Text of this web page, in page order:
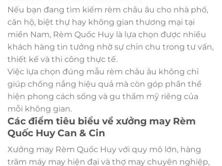
Nếu bạn đang tìm kiếm rèm châu âu cho nhà phố,
căn hộ, biệt thự hay không gian thương mại tại
miền Nam, Rèm Quốc Huy là lựa chọn được nhiều
khách hàng tin tưởng nhờ sự chỉn chu trong tư vấn,
thiết kế và thi công thực tế.
Việc lựa chọn đúng mẫu rèm châu âu không chỉ
giúp chống nắng hiệu quả mà còn góp phần thể
hiện phong cách sống và gu thẩm mỹ riêng của
mỗi không gian.
Các điểm tiêu biểu về xưởng may Rèm
Quốc Huy Can & Cin
Xưởng may Rèm Quốc Huy với quy mô lớn, hàng
trăm máy may hiện đại và thợ may chuyên nghiệp,